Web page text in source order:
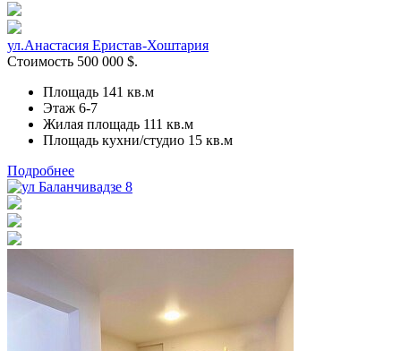
ул.Анастасия Еристав-Хоштария
Стоимость 500 000 $.
Площадь 141 кв.м
Этаж 6-7
Жилая площадь 111 кв.м
Площадь кухни/студио 15 кв.м
Подробнее